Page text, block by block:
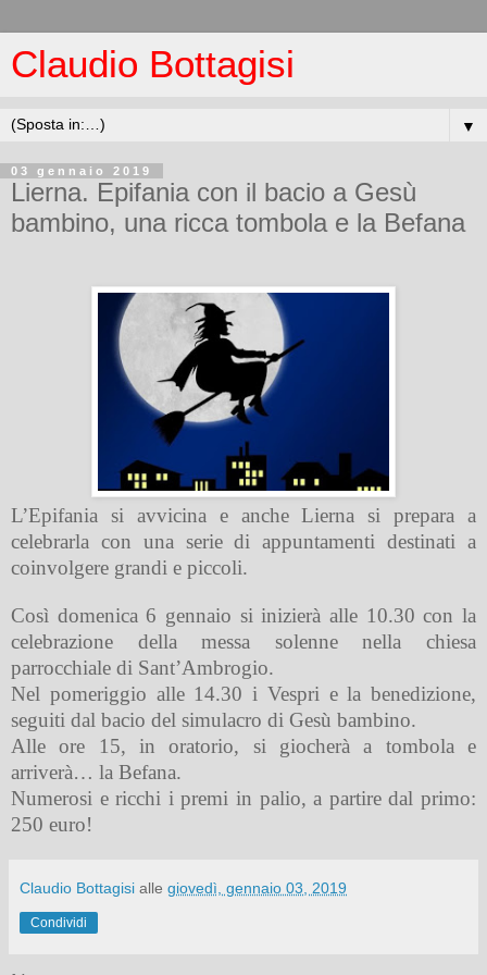
Claudio Bottagisi
▼
03 gennaio 2019
Lierna. Epifania con il bacio a Gesù
bambino, una ricca tombola e la Befana
L’Epifania si avvicina e anche Lierna si prepara a
celebrarla con una serie di appuntamenti destinati a
coinvolgere grandi e piccoli.
Così domenica 6 gennaio si inizierà alle 10.30 con la
celebrazione della messa solenne nella chiesa
parrocchiale di Sant’Ambrogio.
Nel pomeriggio alle 14.30 i Vespri e la benedizione,
seguiti dal bacio del simulacro di Gesù bambino.
Alle ore 15, in oratorio, si giocherà a tombola e
arriverà… la Befana.
Numerosi e ricchi i premi in palio, a partire dal primo:
250 euro!
Claudio Bottagisi alle giovedì, gennaio 03, 2019
Condividi